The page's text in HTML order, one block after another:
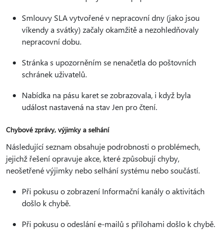
Smlouvy SLA vytvořené v nepracovní dny (jako jsou
víkendy a svátky) začaly okamžitě a nezohledňovaly
nepracovní dobu.
Stránka s upozorněním se nenačetla do poštovních
schránek uživatelů.
Nabídka na pásu karet se zobrazovala, i když byla
událost nastavená na stav Jen pro čtení.
Chybové zprávy, výjimky a selhání
Následující seznam obsahuje podrobnosti o problémech,
jejichž řešení opravuje akce, které způsobují chyby,
neošetřené výjimky nebo selhání systému nebo součástí.
Při pokusu o zobrazení Informační kanály o aktivitách
došlo k chybě.
Při pokusu o odeslání e-mailů s přílohami došlo k chybě.